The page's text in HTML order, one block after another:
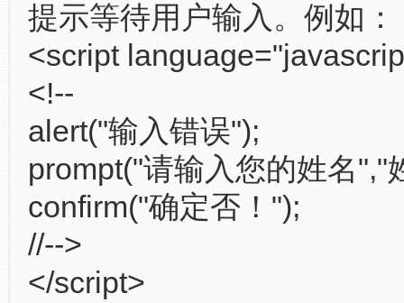
提示等待用户输入。例如：
<script
<!--
alert("输入错误");
prompt("请输入您的姓名","
confirm("确定否！");
//-->
</script>